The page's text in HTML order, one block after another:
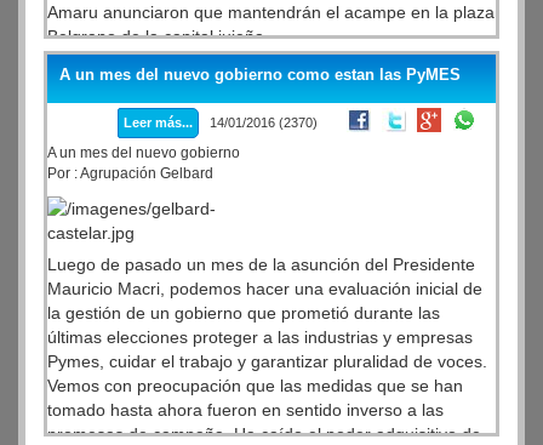
Amaru anunciaron que mantendrán el acampe en la plaza
Belgrano de la capital jujeña.
A un mes del nuevo gobierno como estan las PyMES
Leer más... 14/01/2016 (2370)
A un mes del nuevo gobierno
Por : Agrupación Gelbard
Luego de pasado un mes de la asunción del Presidente
Mauricio Macri, podemos hacer una evaluación inicial de
la gestión de un gobierno que prometió durante las
últimas elecciones proteger a las industrias y empresas
Pymes, cuidar el trabajo y garantizar pluralidad de voces.
Vemos con preocupación que las medidas que se han
tomado hasta ahora fueron en sentido inverso a las
promesas de campaña. Ha caído el poder adquisitivo de